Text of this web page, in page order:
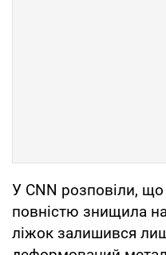
У CNN розповіли,
повністю знищила
ліжок залишився